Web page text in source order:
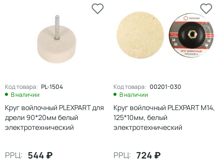
Код товара: PL-1504
В наличии
Круг войлочный PLEXPART для
дрели 90*20мм белый
электротехнический
РРЦ: 544 ₽
Код товара: 00201-030
В наличии
Круг войлочный PLEXPART М14,
125*10мм, белый
электротехнический
РРЦ: 724 ₽